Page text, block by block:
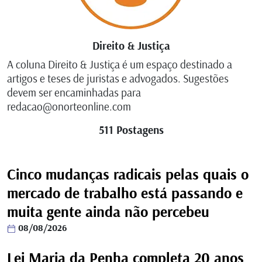
Direito & Justiça
A coluna Direito & Justiça é um espaço destinado a
artigos e teses de juristas e advogados. Sugestões
devem ser encaminhadas para
redacao@onorteonline.com
511 Postagens
Cinco mudanças radicais pelas quais o
mercado de trabalho está passando e
muita gente ainda não percebeu
08/08/2026
Lei Maria da Penha completa 20 anos